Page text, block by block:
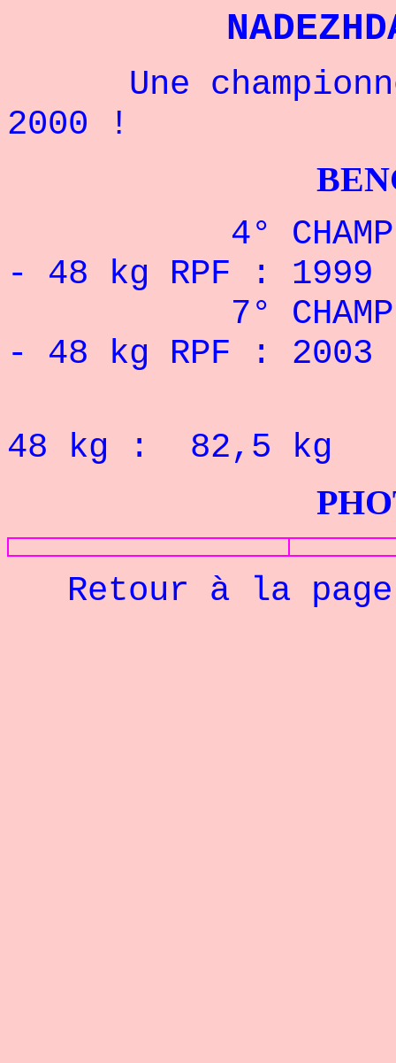
Une championne
2000 !
4°
- 48 kg RPF : 1999
7°
- 48 kg RPF : 2003
48 kg : 82,5 kg
PHOTOS
Retour à la